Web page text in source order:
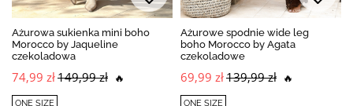
Ażurowa sukienka mini boho
Morocco by Jaqueline
czekoladowa
74,99 zł149,99 zł 🔥
ONE SIZE
Ażurowe spodnie wide leg
boho Morocco by Agata
czekoladowe
69,99 zł139,99 zł 🔥
ONE SIZE